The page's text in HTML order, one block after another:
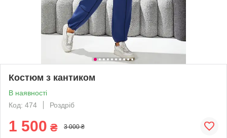
Костюм з кантиком
В наявності
Код: 474
Роздріб
1 500 ₴ 3 000 ₴